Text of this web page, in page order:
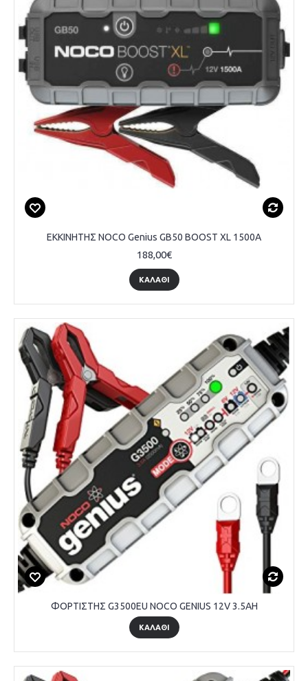
ΕΚΚΙΝΗΤΗΣ NOCO Genius GB50 BOOST XL 1500A
188,00€
ΚΑΛΑΘΙ
ΦΟΡΤΙΣΤΗΣ G3500EU NOCO GENIUS 12V 3.5AH
ΚΑΛΑΘΙ